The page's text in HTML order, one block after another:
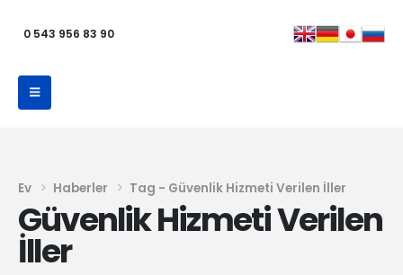
0 543 956 83 90
Ev Haberler Tag - Güvenlik Hizmeti Verilen İller
Güvenlik Hizmeti Verilen
İller